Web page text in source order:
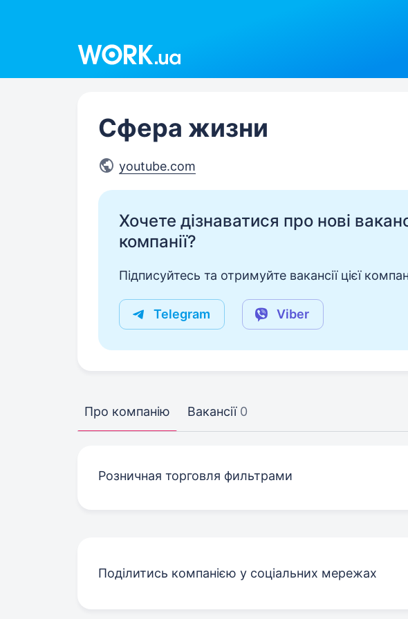
Сфера жизни
youtube.com
Хочете дізнаватися про нові
компанії?
Підписуйтесь та отримуйте вакансії цієї
Telegram Viber
Про компанію Вакансії 0
Розничная торговля фильтрами
Поділитись компанією у соціальних мережах